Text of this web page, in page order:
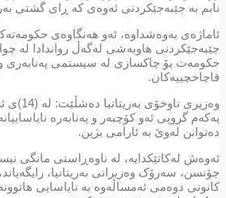
نابم بە جێبەجێکردنی ئەوەی کە ڕای گشتی
ئاماژەی بەوەشداوە، ئەو هەنگاوەی
جێبەجێکردنی هاوبەشی لەگەڵ رواندادا لە
حکومەت بۆ چاکسازی لە سیستمی پەنابەری و
قاچاخچییەکان.
وەزیری
یەکەم گروپی ئەو کۆچبەر و پەنابەرە
دەتوانن لەوێ بە ئارامی بژین.
ئەوەش لەکاتێکدایە، لە ناوەڕاستی مانگی
کانونی دوەمی ئەمساڵەوە بە نایاسایی